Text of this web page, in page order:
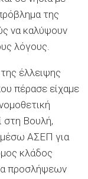
της
να καλύψουν
λόγους.
έλλειψης
πέρασε είχαμε
στη Βουλή,
μέσω ΑΣΕΠ για
κλάδος
προσλήψεων